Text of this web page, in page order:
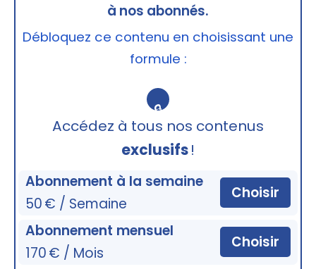
à nos abonnés.
Débloquez ce contenu en choisissant une
formule :
🔒
Accédez à tous nos contenus
exclusifs!
Abonnement à la semaine
50 € / Semaine
Choisir
Abonnement mensuel
170 € / Mois
Choisir